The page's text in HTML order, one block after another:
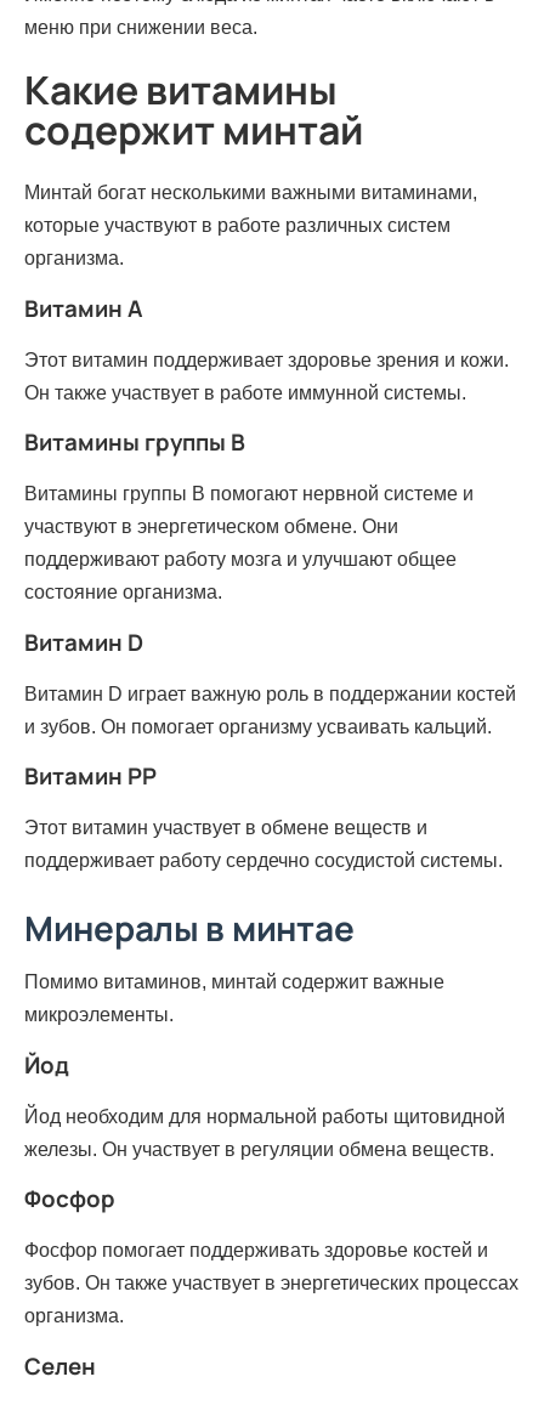
меню при снижении веса.
Какие витамины
содержит минтай
Минтай богат несколькими важными витаминами,
которые участвуют в работе различных систем
организма.
Витамин A
Этот витамин поддерживает здоровье зрения и кожи.
Он также участвует в работе иммунной системы.
Витамины группы B
Витамины группы B помогают нервной системе и
участвуют в энергетическом обмене. Они
поддерживают работу мозга и улучшают общее
состояние организма.
Витамин D
Витамин D играет важную роль в поддержании костей
и зубов. Он помогает организму усваивать кальций.
Витамин PP
Этот витамин участвует в обмене веществ и
поддерживает работу сердечно сосудистой системы.
Минералы в минтае
Помимо витаминов, минтай содержит важные
микроэлементы.
Йод
Йод необходим для нормальной работы щитовидной
железы. Он участвует в регуляции обмена веществ.
Фосфор
Фосфор помогает поддерживать здоровье костей и
зубов. Он также участвует в энергетических процессах
организма.
Селен